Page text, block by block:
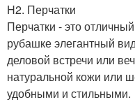
H2. Перчатки
Перчатки - это
рубашке элегантный
деловой встречи или
натуральной кожи или
удобными и стильными.